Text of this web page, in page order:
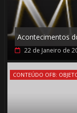
Acontecimentos
22 de Janeiro de
CONTEÚDO OFB:
🎂